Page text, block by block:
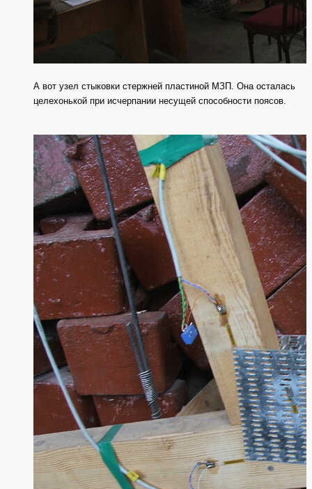
А вот узел стыковки стержней пластиной МЗП. Она осталась
целехонькой при исчерпании несущей способности поясов.